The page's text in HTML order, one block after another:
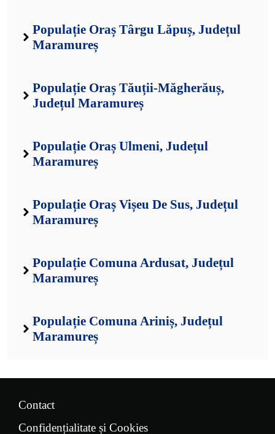
Populație Oraș Târgu Lăpuș, Județul
Maramureș
Populație Oraș Tăuții-Măgherăuș,
Județul Maramureș
Populație Oraș Ulmeni, Județul
Maramureș
Populație Oraș Vișeu De Sus, Județul
Maramureș
Populație Comuna Ardusat, Județul
Maramureș
Populație Comuna Ariniș, Județul
Maramureș
Contact
Confidențialitate și Cookies